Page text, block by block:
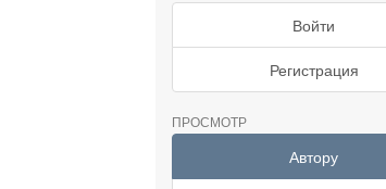
Войти
Регистрация
ПРОСМОТР
Автору